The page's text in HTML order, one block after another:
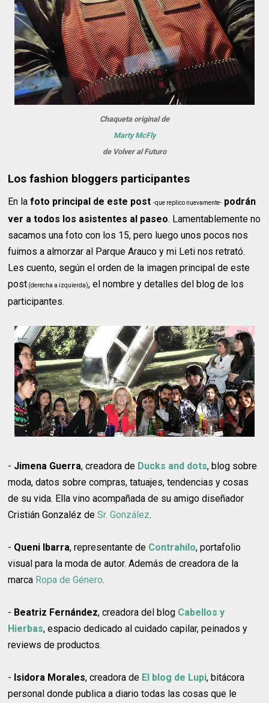
Chaqueta original de
Marty McFly
de Volver al Futuro
Los fashion bloggers participantes
En lafoto principal de este post-que replico nuevamente- podrán
ver a todos los asistentes al paseo. Lamentablemente no
sacamos una foto con los 15, pero luego unos pocos nos
fuimos a almorzar al Parque Arauco y mi Leti nos retrató.
Les cuento, según el orden de la imagen principal de este
post (derecha a izquierda), el nombre y detalles del blog de los
participantes.
- Jimena Guerra, creadora de Ducks and dots, blog sobre
moda, datos sobre compras, tatuajes, tendencias y cosas
de su vida. Ella vino acompañada de su amigo diseñador
Cristián Gonzaléz deSr. González.
- Queni Ibarra, representante de Contrahilo, portafolio
visual para la moda de autor. Además de creadora de la
marca Ropa de Género.
- Beatriz Fernández, creadora del blog Cabellos y
Hierbas, espacio dedicado al cuidado capilar, peinados y
reviews de productos.
- Isidora Morales, creadora de El blog de Lupi, bitácora
personal donde publica a diario todas las cosas que le